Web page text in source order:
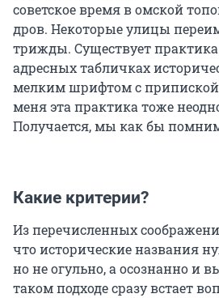
советское время в омской
дров. Некоторые улицы
трижды. Существует
адресных табличках
мелким шрифтом с
меня эта практика тоже
Получается, мы как бы
Какие критерии?
Из перечисленных
что исторические названия
но не огульно, а осознанно и
таком подходе сразу встает